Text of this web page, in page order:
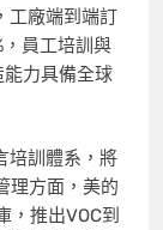
工廠端到端訂
員工培訓與
力具備全球
培訓體系，將
理方面，美的
推出VOC到